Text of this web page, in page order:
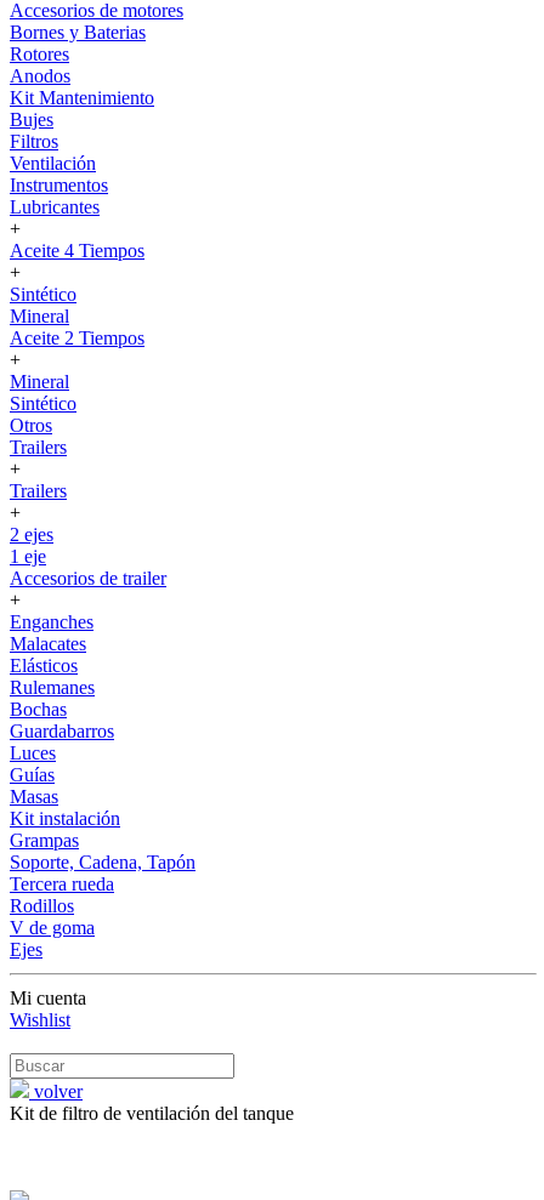
Accesorios de motores
Bornes y Baterias
Rotores
Anodos
Kit Mantenimiento
Bujes
Filtros
Ventilación
Instrumentos
Lubricantes
+
Aceite 4 Tiempos
+
Sintético
Mineral
Aceite 2 Tiempos
+
Mineral
Sintético
Otros
Trailers
+
Trailers
+
2 ejes
1 eje
Accesorios de trailer
+
Enganches
Malacates
Elásticos
Rulemanes
Bochas
Guardabarros
Luces
Guías
Masas
Kit instalación
Grampas
Soporte, Cadena, Tapón
Tercera rueda
Rodillos
V de goma
Ejes
Mi cuenta
Wishlist
volver
Kit de filtro de ventilación del tanque